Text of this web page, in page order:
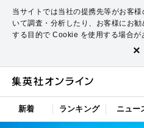
当サイトでは当社の提携先等がお客
いて調査・分析したり、お客様にお
する目的で Cookie を使用する場合が
×
新着 ランキング ニュー